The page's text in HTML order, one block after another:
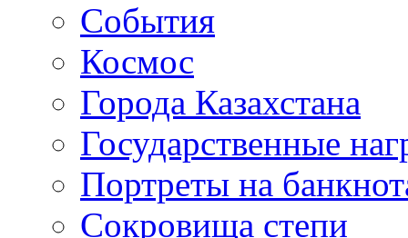
События
Космос
Города Казахстана
Государственные
Портреты на
Сокровища степи